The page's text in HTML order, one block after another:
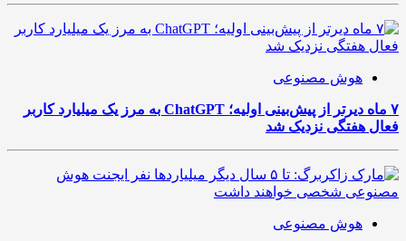
هوش مصنوعی
۷ ماه دیرتر از پیش‌بینی اولیه؛ ChatGPT به مرز یک میلیارد کاربر
فعال هفتگی نزدیک شد
هوش مصنوعی